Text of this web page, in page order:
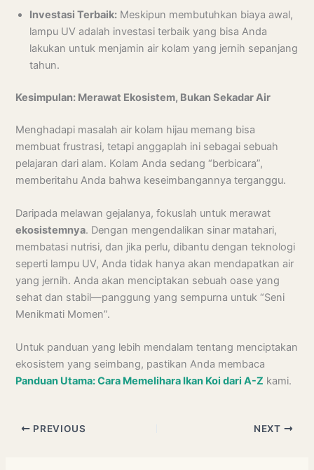
Investasi Terbaik: Meskipun membutuhkan biaya awal,
lampu UV adalah investasi terbaik yang bisa Anda
lakukan untuk menjamin air kolam yang jernih sepanjang
tahun.
Kesimpulan: Merawat Ekosistem, Bukan Sekadar Air
Menghadapi masalah air kolam hijau memang bisa
membuat frustrasi, tetapi anggaplah ini sebagai sebuah
pelajaran dari alam. Kolam Anda sedang “berbicara”,
memberitahu Anda bahwa keseimbangannya terganggu.
Daripada melawan gejalanya, fokuslah untuk merawat
ekosistemnya. Dengan mengendalikan sinar matahari,
membatasi nutrisi, dan jika perlu, dibantu dengan teknologi
seperti lampu UV, Anda tidak hanya akan mendapatkan air
yang jernih. Anda akan menciptakan sebuah oase yang
sehat dan stabil—panggung yang sempurna untuk “Seni
Menikmati Momen”.
Untuk panduan yang lebih mendalam tentang menciptakan
ekosistem yang seimbang, pastikan Anda membaca
Panduan Utama: Cara Memelihara Ikan Koi dari A-Z kami.
PREVIOUS NEXT